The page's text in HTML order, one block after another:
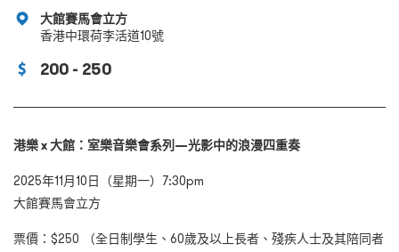
大館賽馬會立方
香港中環荷李活道10號
200 - 250
港樂 x 大館：室樂音樂會系列—光影中的浪漫四重奏
2025年11月10日（星期一） 7:30pm
大館賽馬會立方
票價：$250 （全日制學生、 60歲及以上長者、殘疾人士及其陪同者